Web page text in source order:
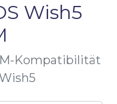
Wish5
Kompatibilität